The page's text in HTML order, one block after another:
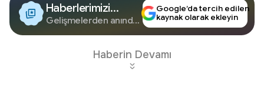
Haberlerimizi
Google'da Takip
Edin
Gelişmelerden anında
Google’da tercih edilen
kaynak olarak ekleyin
Haberin Devamı